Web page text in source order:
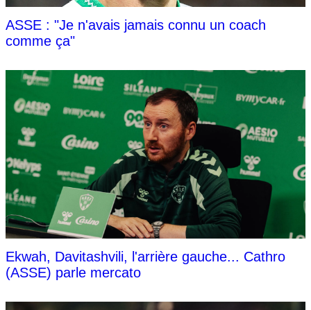
ASSE : "Je n'avais jamais connu un coach
comme ça"
Ekwah, Davitashvili, l'arrière gauche... Cathro
(ASSE) parle mercato